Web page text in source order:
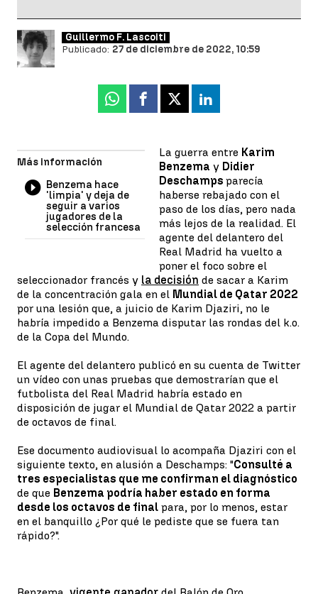
Guillermo F. Lascoiti
Publicado: 27 de diciembre de 2022, 10:59
Whatsapp
Facebook
X Linkedin
Más información
Benzema hace
'limpia' y deja de
seguir a varios
jugadores de la
selección francesa
La guerra entre Karim
Benzema y Didier
Deschamps parecía
haberse rebajado con el
paso de los días, pero nada
más lejos de la realidad. El
agente del delantero del
Real Madrid ha vuelto a
poner el foco sobre el
seleccionador francés y la decisión de sacar a Karim
de la concentración gala en el Mundial de Qatar 2022
por una lesión que, a juicio de Karim Djaziri, no le
habría impedido a Benzema disputar las rondas del k.o.
de la Copa del Mundo.
El agente del delantero publicó en su cuenta de Twitter
un vídeo con unas pruebas que demostrarían que el
futbolista del Real Madrid habría estado en
disposición de jugar el Mundial de Qatar 2022 a partir
de octavos de final.
Ese documento audiovisual lo acompaña Djaziri con el
siguiente texto, en alusión a Deschamps: "Consulté a
tres especialistas que me confirman el diagnóstico
de que Benzema podría haber estado en forma
desde los octavos de final para, por lo menos, estar
en el banquillo ¿Por qué le pediste que se fuera tan
rápido?".